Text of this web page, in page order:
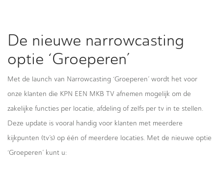
De nieuwe narrowcasting
optie ‘Groeperen’
Met de launch van Narrowcasting ‘Groeperen’ wordt het voor
onze klanten die KPN EEN MKB TV afnemen mogelijk om de
zakelijke functies per locatie, afdeling of zelfs per tv in te stellen.
Deze update is vooral handig voor klanten met meerdere
kijkpunten (tv’s) op één of meerdere locaties. Met de nieuwe optie
‘Groeperen’ kunt u: